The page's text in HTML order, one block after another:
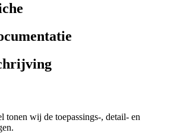
tonen wij de toepassings-, detail- en